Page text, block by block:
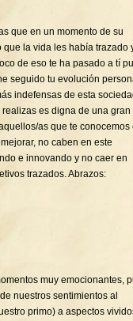
que en un momento de su
la vida les había trazado
de eso te ha pasado a tí
seguido tu evolución
indefensas de esta
es digna de una gran
as que te conocemos
no caben en este
e innovando y no caer en
trazados. Abrazos:
muy emocionantes,
nuestros sentimientos al
primo) a aspectos